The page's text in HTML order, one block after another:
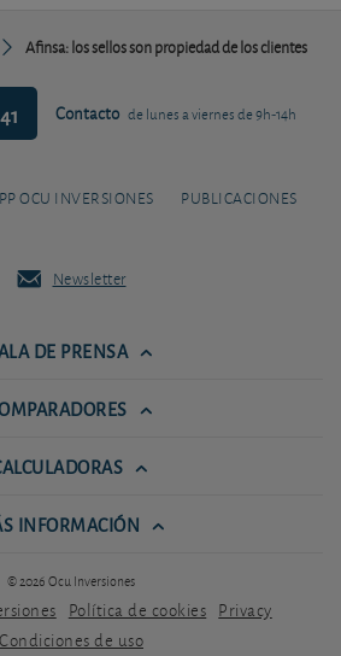
Afinsa: los sellos son propiedad de los clientes
Contacto de lunes a viernes de 9h-14h
OCU INVERSIONES PUBLICACIONES
Newsletter
DE PRENSA
INFORMACIÓN
© 2026 Ocu Inversiones
Política de cookies Privacy
Condiciones de uso